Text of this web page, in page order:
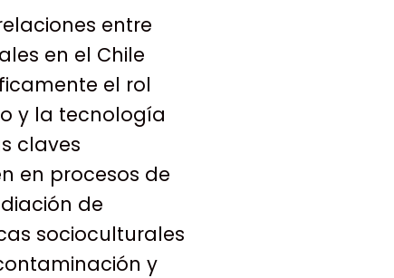
entre
en el Chile
el rol
y la tecnología
claves
en procesos de
de
socioculturales
y